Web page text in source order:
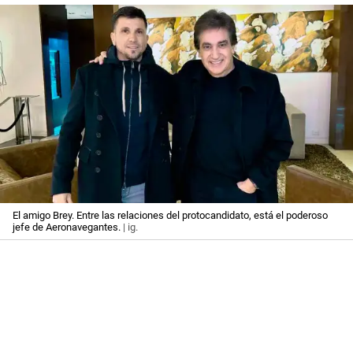
El amigo Brey. Entre las relaciones del protocandidato, está el poderoso
jefe de Aeronavegantes. | ig.